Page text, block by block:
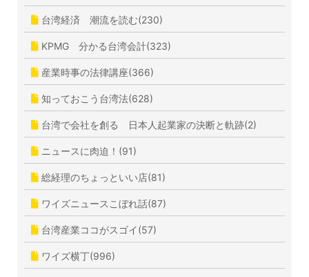
台湾経済 潮流を読む(230)
KPMG 分かる台湾会計(323)
産業時事の法律講座(366)
知っておこう台湾法(628)
台湾で会社を創る 日本人起業家の決断と軌跡(2)
ニュースに肉迫！(91)
総経理のちょっといい店(81)
ワイズニュースこぼれ話(87)
台湾産業ココがスゴイ(57)
ワイズ横丁(996)